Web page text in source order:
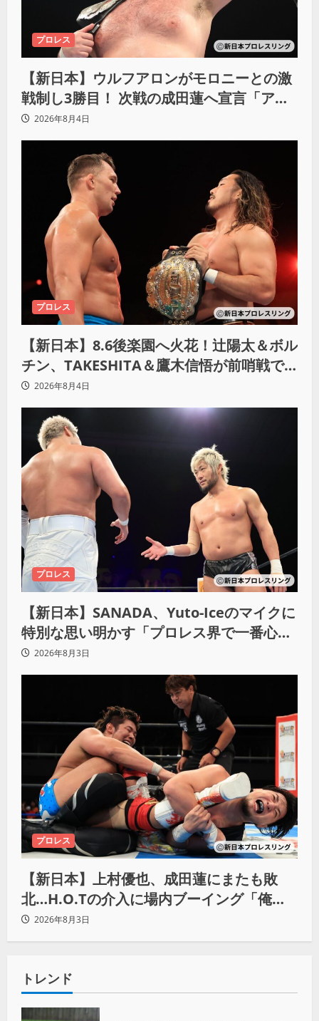
プロレス
【新日本】ウルフアロンがモロニーとの激
戦制し3勝目！ 次戦の成田蓮へ宣言「アイ
ツの王道を俺の王道でぶち壊す」
2026年8月4日
プロレス
【新日本】8.6後楽園へ火花！辻陽太＆ボル
チン、TAKESHITA＆鷹木信悟が前哨戦で
激突2026年8月4日
プロレス
【新日本】SANADA、Yuto-Iceのマイクに
特別な思い明かす「プロレス界で一番心に
響きました」
2026年8月3日
プロレス
【新日本】上村優也、成田蓮にまたも敗
北…H.O.Tの介入に場内ブーイング「俺が
闘いたい蓮じゃない！」
2026年8月3日
トレンド